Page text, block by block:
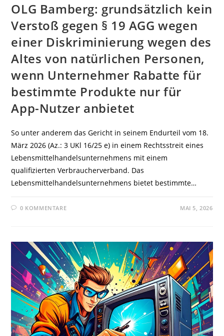
OLG Bamberg: grundsätzlich kein
Verstoß gegen § 19 AGG wegen
einer Diskriminierung wegen des
Altes von natürlichen Personen,
wenn Unternehmer Rabatte für
bestimmte Produkte nur für
App-Nutzer anbietet
So unter anderem das Gericht in seinem Endurteil vom 18.
März 2026 (Az.: 3 UKl 16/25 e) in einem Rechtsstreit eines
Lebensmittelhandelsunternehmens mit einem
qualifizierten Verbraucherverband. Das
Lebensmittelhandelsunternehmens bietet bestimmte…
0 KOMMENTARE MAI 5, 2026